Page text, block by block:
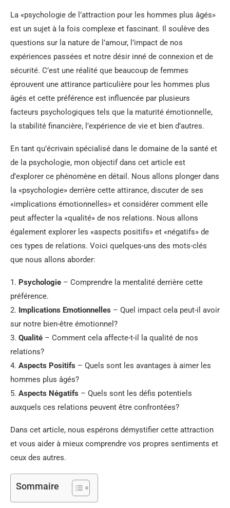
La «psychologie de l’attraction pour les hommes plus âgés»
est un sujet à la fois complexe et fascinant. Il soulève des
questions sur la nature de l’amour, l’impact de nos
expériences passées et notre désir inné de connexion et de
sécurité. C’est une réalité que beaucoup de femmes
éprouvent une attirance particulière pour les hommes plus
âgés et cette préférence est influencée par plusieurs
facteurs psychologiques tels que la maturité émotionnelle,
la stabilité financière, l’expérience de vie et bien d’autres.
En tant qu’écrivain spécialisé dans le domaine de la santé et
de la psychologie, mon objectif dans cet article est
d’explorer ce phénomène en détail. Nous allons plonger dans
la «psychologie» derrière cette attirance, discuter de ses
«implications émotionnelles» et considérer comment elle
peut affecter la «qualité» de nos relations. Nous allons
également explorer les «aspects positifs» et «négatifs» de
ces types de relations. Voici quelques-uns des mots-clés
que nous allons aborder:
1. Psychologie – Comprendre la mentalité derrière cette
préférence.
2. Implications Emotionnelles – Quel impact cela peut-il avoir
sur notre bien-être émotionnel?
3. Qualité – Comment cela affecte-t-il la qualité de nos
relations?
4. Aspects Positifs – Quels sont les avantages à aimer les
hommes plus âgés?
5. Aspects Négatifs – Quels sont les défis potentiels
auxquels ces relations peuvent être confrontées?
Dans cet article, nous espérons démystifier cette attraction
et vous aider à mieux comprendre vos propres sentiments et
ceux des autres.
Sommaire